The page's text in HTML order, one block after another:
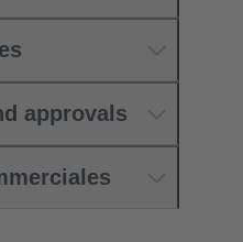
approvals